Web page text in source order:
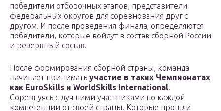
победители отборочных этапов, представители
федеральных округов для соревнования друг с
другом. И после проведения финала, определяются
победители, которые войдут в состав сборной России
и резервный состав.
После формирования сборной страны, команда
начинает принимать участие в таких Чемпионатах
как EuroSkills и WorldSkills International.
Соревнуясь с лучшими участниками по каждой
компетенции от своей страны. Которые прошли